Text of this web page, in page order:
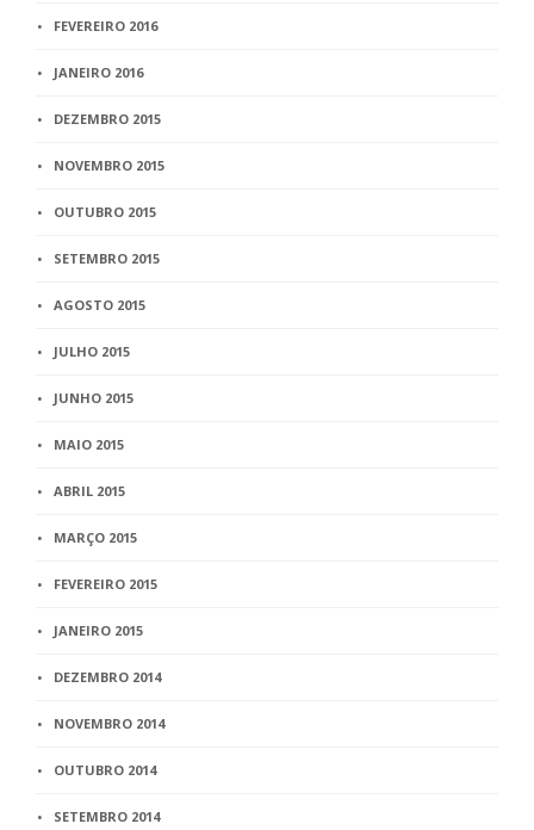
FEVEREIRO 2016
JANEIRO 2016
DEZEMBRO 2015
NOVEMBRO 2015
OUTUBRO 2015
SETEMBRO 2015
AGOSTO 2015
JULHO 2015
JUNHO 2015
MAIO 2015
ABRIL 2015
MARÇO 2015
FEVEREIRO 2015
JANEIRO 2015
DEZEMBRO 2014
NOVEMBRO 2014
OUTUBRO 2014
SETEMBRO 2014